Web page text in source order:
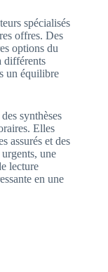
spécialisés
offres. Des
options du
différents
un équilibre
synthèses
Elles
assurés et des
une
lecture
en une